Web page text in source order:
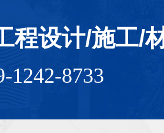
程设计/施工/
1242-8733